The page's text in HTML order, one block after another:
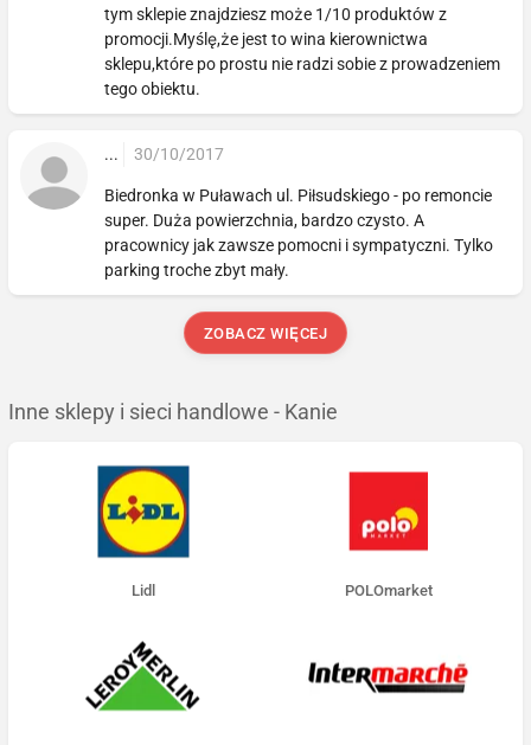
tym sklepie znajdziesz może 1/10 produktów z
promocji.Myślę,że jest to wina kierownictwa
sklepu,które po prostu nie radzi sobie z prowadzeniem
tego obiektu.
... 30/10/2017
Biedronka w Puławach ul. Piłsudskiego - po remoncie
super. Duża powierzchnia, bardzo czysto. A
pracownicy jak zawsze pomocni i sympatyczni. Tylko
parking troche zbyt mały.
ZOBACZ WIĘCEJ
Inne sklepy i sieci handlowe - Kanie
Lidl POLOmarket